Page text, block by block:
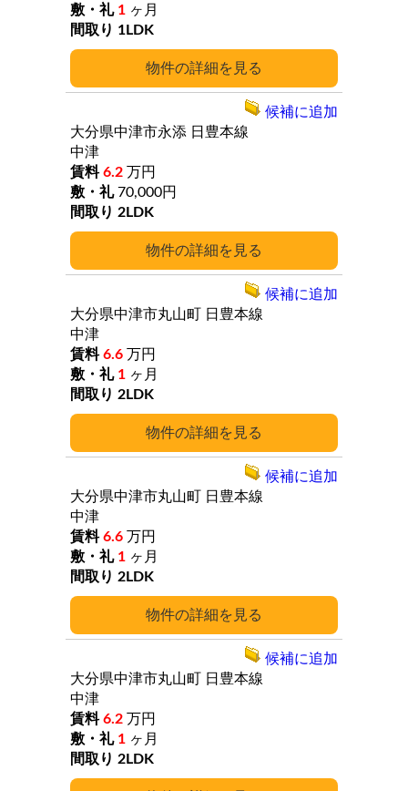
詳細
1 ヶ月
1LDK
詳細
大分県中津市永添 日豊本線
中津
6.2 万円
70,000円
2LDK
候補に追加
詳細
大分県中津市丸山町
日豊本線
中津
6.6 万円
1 ヶ月
2LDK
候補に追加
詳細
大分県中津市丸山町
日豊本線
中津
6.6 万円
1 ヶ月
2LDK
候補に追加
大分県中津市丸山町
日豊本線
中津
6.2 万円
1 ヶ月
2LDK
候補に追加